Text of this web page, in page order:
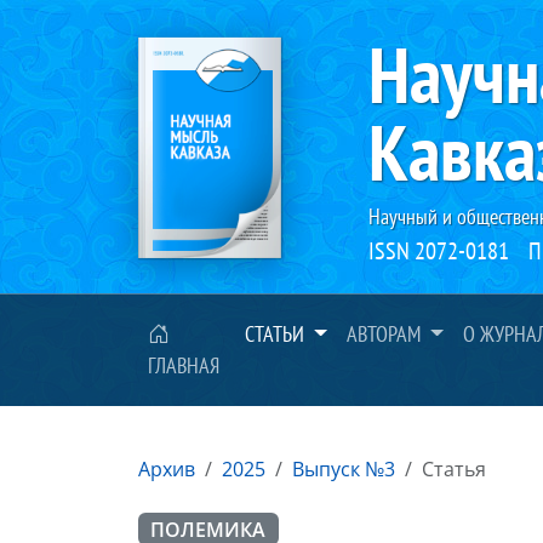
Научный и
ISSN 2072-0181
ГЛАВНАЯ
СТАТЬИ АВТОРАМ О
Архив 2025 Выпуск №3 Статья
ПОЛЕМИКА